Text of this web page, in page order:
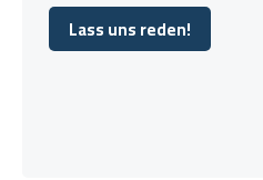
Lass uns reden!
Lass uns reden!